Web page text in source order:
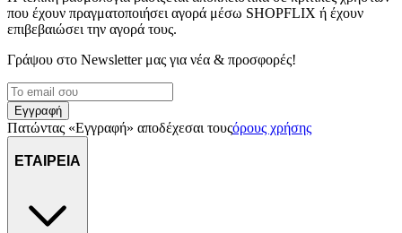
που έχουν πραγματοποιήσει αγορά μέσω SHOPFLIX ή έχουν
επιβεβαιώσει την αγορά τους.
Γράψου στο Νewsletter μας για νέα & προσφορές!
Εγγραφή
Πατώντας «Εγγραφή» αποδέχεσαι τουςόρους χρήσης
ΕΤΑΙΡΕΙΑ